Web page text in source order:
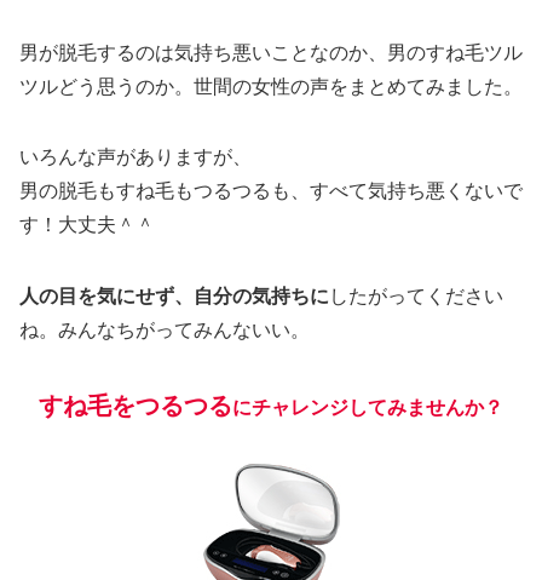
男が脱毛するのは気持ち悪いことなのか、男のすね毛ツル
ツルどう思うのか。世間の女性の声をまとめてみました。
いろんな声がありますが、
男の脱毛もすね毛もつるつるも、すべて気持ち悪くないで
す！大丈夫＾＾
人の目を気にせず、自分の気持ちに したがってください
ね。みんなちがってみんないい。
すね毛をつるつるにチャレンジしてみませんか？